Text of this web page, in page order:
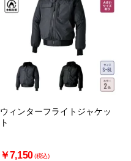
ウィンターフライトジャケッ
ト
￥7,150(税込)